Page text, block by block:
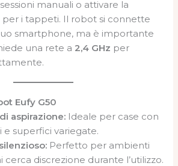
manuali o attivare la
per i tappeti. Il robot si connette
smartphone, ma è importante
una rete a 2,4 GHz per
Eufy G50
aspirazione: Ideale per case con
e superfici variegate.
Perfetto per ambienti
cerca discrezione durante l’utilizzo.